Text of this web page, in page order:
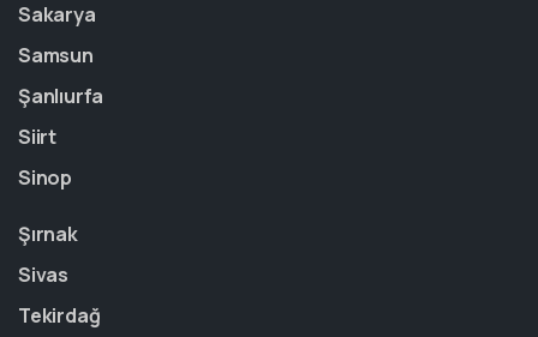
Sakarya
Samsun
Şanlıurfa
Siirt
Sinop
Şırnak
Sivas
Tekirdağ